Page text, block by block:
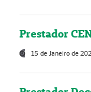
Prestador
15 de Janeiro de